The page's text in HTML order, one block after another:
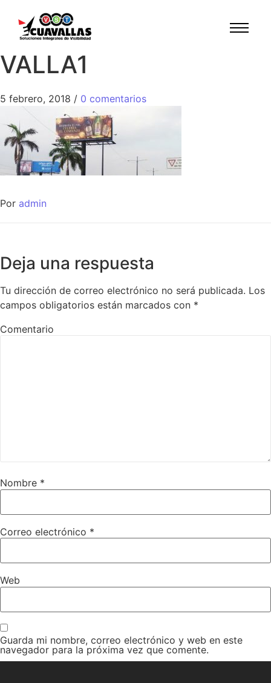
VALLA1
5 febrero, 2018 / 0 comentarios
Por admin
Deja una respuesta
Tu dirección de correo electrónico no será publicada. Los
campos obligatorios están marcados con *
Comentario
Nombre *
Correo electrónico *
Web
Guarda mi nombre, correo electrónico y web en este
navegador para la próxima vez que comente.